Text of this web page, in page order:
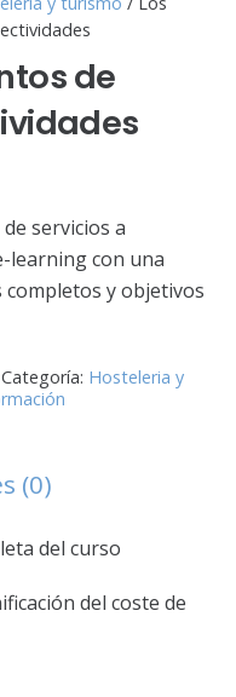
de
servicios a
learning con una
completos y objetivos
Categoría: Hosteleria y
(0)
del curso
del coste de